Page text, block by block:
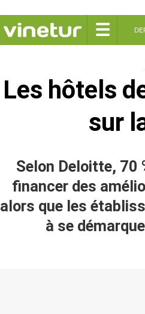
☰
Les hôtels
sur
Selon Deloitte, 70
financer des
alors que les
à se